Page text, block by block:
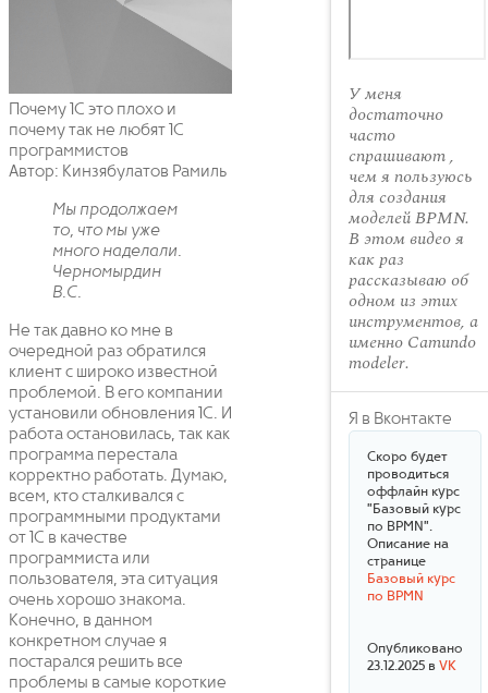
Почему 1С это плохо и
почему так не любят 1С
программистов
Автор: Кинзябулатов Рамиль
Мы продолжаем
то, что мы уже
много наделали.
Черномырдин
В.С.
Не так давно ко мне в
очередной раз обратился
клиент с широко известной
проблемой. В его компании
установили обновления 1С. И
работа остановилась, так как
программа перестала
корректно работать. Думаю,
всем, кто сталкивался с
программными продуктами
от 1С в качестве
программиста или
пользователя, эта ситуация
очень хорошо знакома.
Конечно, в данном
конкретном случае я
постарался решить все
проблемы в самые короткие
У меня
достаточно
часто
спрашивают ,
чем я пользуюсь
для создания
моделей BPMN.
В этом видео я
как раз
рассказываю об
одном из этих
инструментов, а
именно Camundo
modeler.
Я в Вконтакте
Скоро будет
проводиться
оффлайн курс
"Базовый курс
по BPMN".
Описание на
странице
Базовый курс
по BPMN
Опубликовано
23.12.2025 в VK